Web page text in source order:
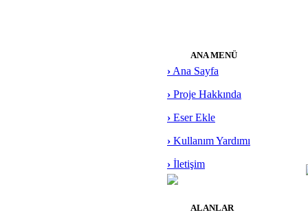
ANA MENÜ
› Ana Sayfa
› Proje Hakkında
› Eser Ekle
› Kullanım Yardımı
› İletişim
ALANLAR